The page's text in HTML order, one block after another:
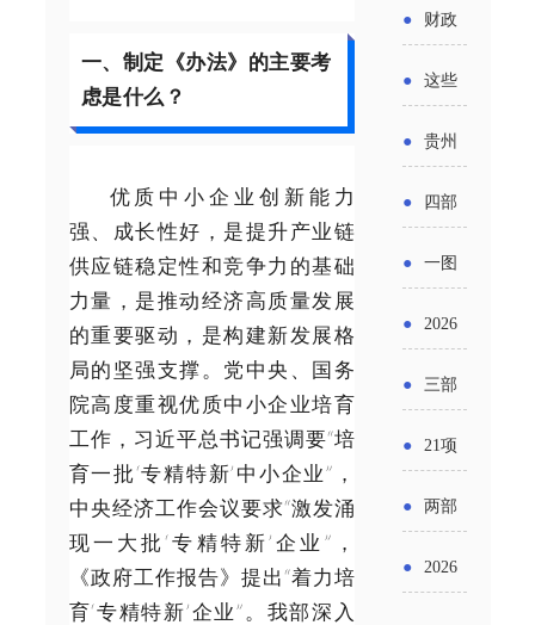
一、制定《办法》的主要考
虑是什么？
优质中小企业创新能力
强、成长性好，是提升产业链
供应链稳定性和竞争力的基础
力量，是推动经济高质量发展
的重要驱动，是构建新发展格
局的坚强支撑。党中央、国务
院高度重视优质中小企业培育
工作，习近平总书记强调要“培
育一批‘专精特新’中小企业”，
中央经济工作会议要求“激发涌
现一大批‘专精特新’企业”，
《政府工作报告》提出“着力培
育‘专精特新’企业”。我部深入
轮汽车
销活动
化中试
报工作
类新规
酒企出
点关注
小企业
发展环
境评估
发布
解）
了？工
信部准
备怎么
● 财政
继续实
施专精
特新中
财政奖
● 这些
贷款，
最高可
获1.5%
政贴息
● 贵州
举措激
发各类
经营主
● 四部
求做好
帮扶小
额信贷
● 一图
法及其
实施条
例新变
● 2026
金投向
领域及
申报要
● 三部
五”期间
支持科
● 21项
务培育
● 两部
● 2026